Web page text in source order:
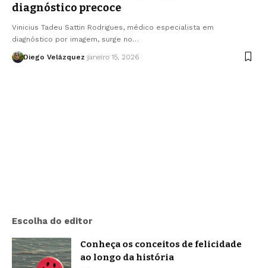
diagnóstico precoce
Vinicius Tadeu Sattin Rodrigues, médico especialista em
diagnóstico por imagem, surge no…
Diego Velázquez janeiro 15, 2026
Escolha do editor
Conheça os conceitos de felicidade
ao longo da história